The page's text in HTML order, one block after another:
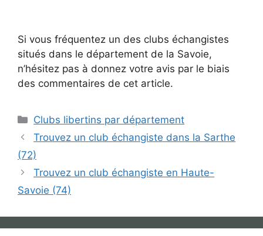
Si vous fréquentez un des clubs échangistes
situés dans le département de la Savoie,
n’hésitez pas à donnez votre avis par le biais
des commentaires de cet article.
Catégories
Clubs libertins par département
Trouvez un club échangiste dans la Sarthe
(72)
Trouvez un club échangiste en Haute-
Savoie (74)